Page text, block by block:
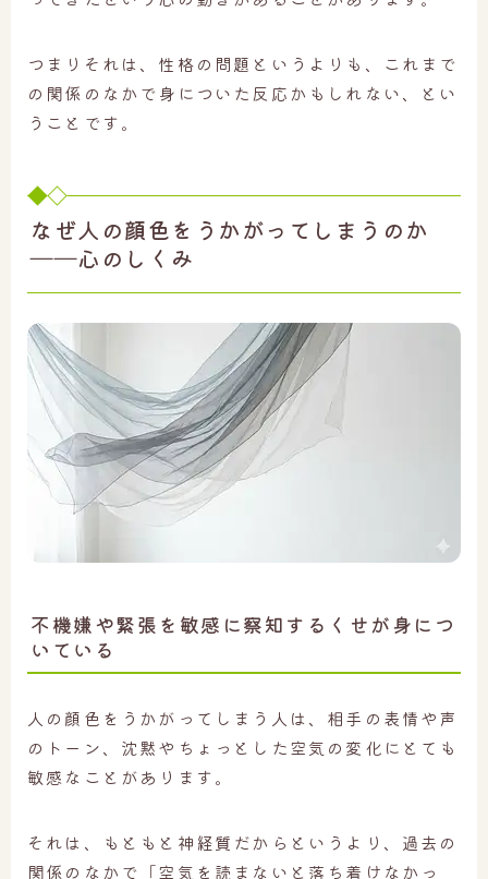
つまりそれは、性格の問題というよりも、これまで
の関係のなかで身についた反応かもしれない、とい
うことです。
なぜ人の顔色をうかがってしまうのか
――心のしくみ
不機嫌や緊張を敏感に察知するくせが身につ
いている
人の顔色をうかがってしまう人は、相手の表情や声
のトーン、沈黙やちょっとした空気の変化にとても
敏感なことがあります。
それは、もともと神経質だからというより、過去の
関係のなかで「空気を読まないと落ち着けなかっ